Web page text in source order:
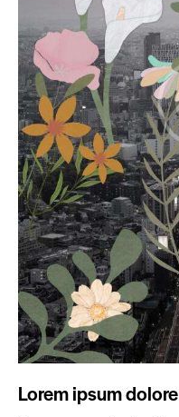
Lorem ipsum dolore